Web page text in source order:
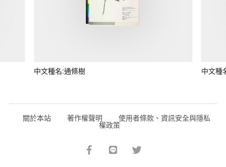
中文種名:通條樹 中文種
關於本站 著作權聲明 使用者條款、資訊安全與隱私
權政策